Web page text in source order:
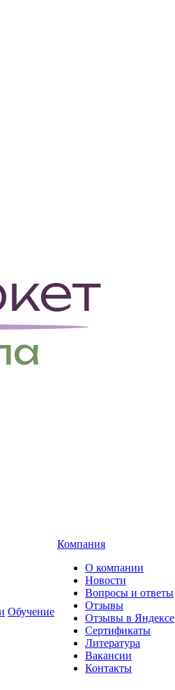
Обучение
Компания
О компании
Новости
Вопросы и ответы
Отзывы
Отзывы в Яндексе
Сертификаты
Литература
Вакансии
Контакты